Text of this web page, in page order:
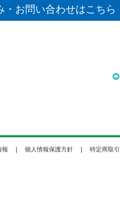
・お問い合わせはこちら
報 個人情報保護方針 特定商取